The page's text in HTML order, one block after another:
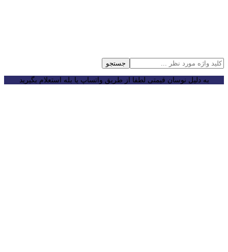
جستجو
به دلیل نوسان قیمتی لطفا از طریق واتساپ یا بله استعلام بگیرید